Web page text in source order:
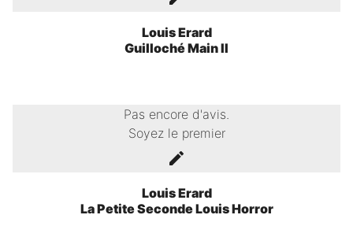
Louis Erard
Guilloché Main II
Pas encore d'avis.
Soyez le premier
Louis Erard
La Petite Seconde Louis Horror